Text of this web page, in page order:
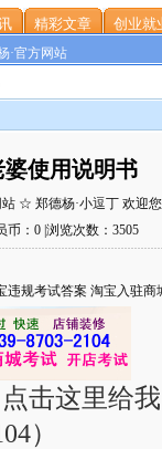
精彩文章 创业就
·官方网站
婆使用说明书
☆ 郑德杨·小逗丁 欢迎
币：0 |浏览次数：3505
违规考试答案 淘宝入驻